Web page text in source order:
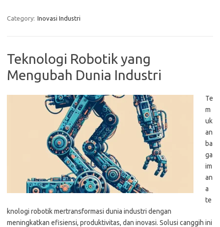
Category: Inovasi Industri
Teknologi Robotik yang
Mengubah Dunia Industri
Te
m
uk
an
ba
ga
im
an
a
te
knologi robotik mertransformasi dunia industri dengan
meningkatkan efisiensi, produktivitas, dan inovasi. Solusi canggih ini